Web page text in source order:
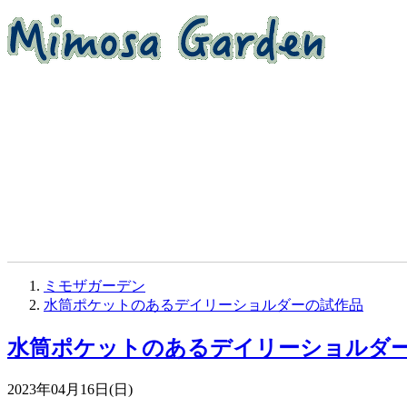
ミモザガーデン
水筒ポケットのあるデイリーショルダーの試作品
水筒ポケットのあるデイリーショルダ
2023年04月16日(日)